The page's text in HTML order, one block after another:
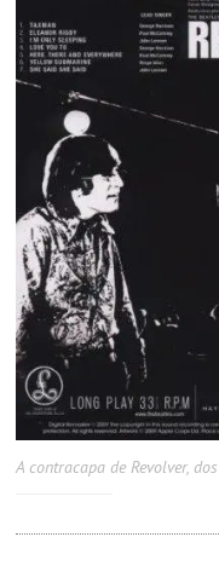
A contracapa de Revolver,